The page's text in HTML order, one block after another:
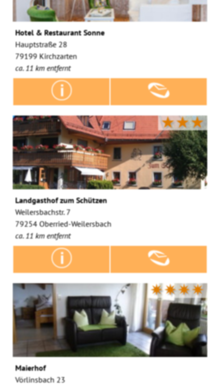
Hotel & Restaurant Sonne
Hauptstraße 28
79199 Kirchzarten
ca. 11 km entfernt
★★★
Landgasthof zum Schützen
Weilersbachstr. 7
79254 Oberried-Weilersbach
ca. 11 km entfernt
✷✷✷✷
Maierhof
Vörlinsbach 23